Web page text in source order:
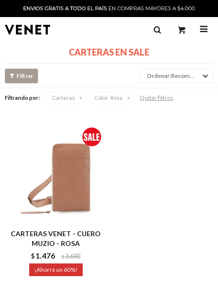

CARTERAS EN SALE
Recomendado
Filtrando por: Carteras Color: Rosa Quitar filtros
CARTERAS VENET - CUERO
MUZIO - ROSA
$1.476 $3.690
60